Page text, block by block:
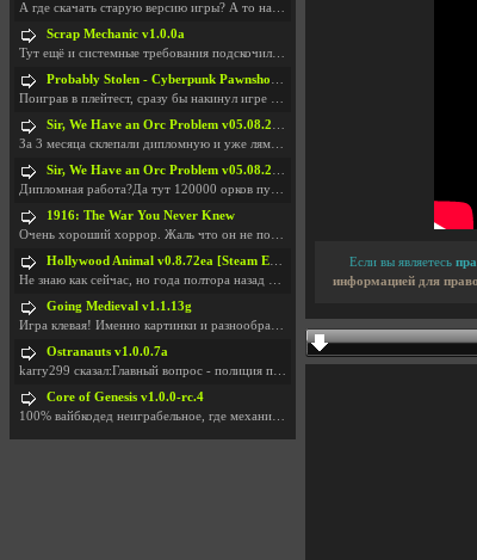
Если вы являетесь
информацией для
А где скачать старую версию игры? А то на новой но
Scrap Mechanic v1.0.0a
Тут ещё и системные требования подскочили. Если не
Probably Stolen - Cyberpunk Pawnshop Simulator v048c [Playtest]
Поиграв в плейтест, сразу бы накинул игре наивысши
Sir, We Have an Orc Problem v05.08.2026
За 3 месяца склепали дипломную и уже лям двести ба
Sir, We Have an Orc Problem v05.08.2026
Дипломная работа?Да тут 120000 орков путь выбирают
1916: The War You Never Knew
Очень хороший хоррор. Жаль что он не получил должн
Hollywood Animal v0.8.72ea [Steam Early Access]
Не знаю как сейчас, но года полтора назад игра был
Going Medieval v1.1.13g
Игра клевая! Именно картинки и разнообразия в стро
Ostranauts v1.0.0.7a
karry299 сказал:Главный вопрос - полиция по-прежне
Core of Genesis v1.0.0-rc.4
100% вайбкодед неиграбельное, где механики знает т